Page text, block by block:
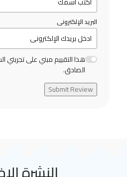
البريد الإلكترونى
هذا التقييم مبني على تجربتي
الصادق.
Submit Review